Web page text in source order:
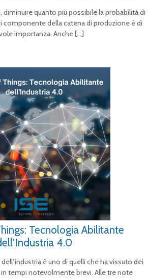
diminuire quanto più possibile la probabilità di
componente della catena di produzione è di
importanza. Anche[…]
Tecnologia Abilitante
4.0
è uno di quelli che ha vissuto dei
tempi notevolmente brevi. Alle tre note